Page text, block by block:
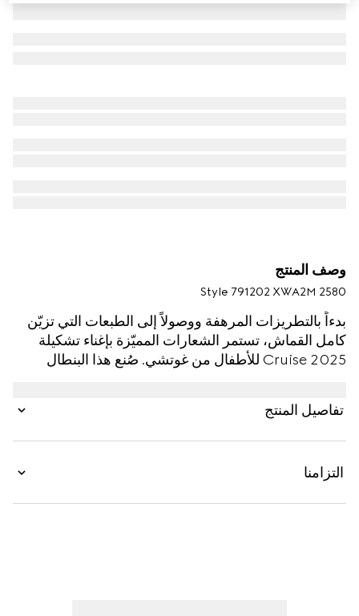
وصف المنتج
Style ‎791202 XWA2M 2580
بدءاً بالتطريزات المرهفة ووصولاً إلى الطبعات التي تزيّن
كامل القماش، تستمر الشعارات المميّزة بإغناء تشكيلة
Cruise 2025 للأطفال من غوتشي. صُنع هذا البنطال
لضمان مستوى أعلى من الراحة.
تفاصيل المنتج
التزامنا